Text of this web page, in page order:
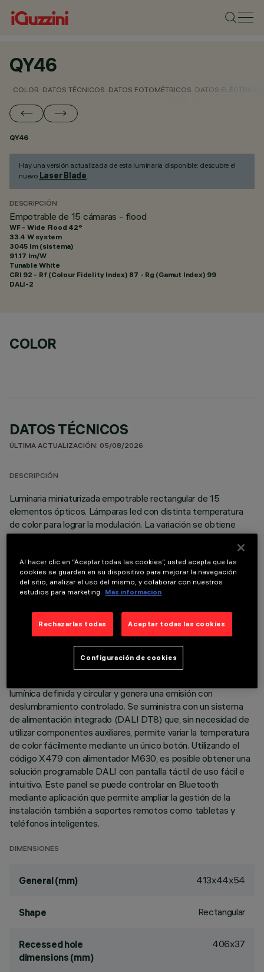
QY46
COLOR DATOS TÉCNICOS DATOS FOTOMÉTRICOS DATOS
QY46
Hay una versión actualizada de esta luminaria disponible: descubre el
nuevo Laser Blade.
DESCRIPCIÓN
Empotrable de 15 cámaras - flood
WF - Wide Flood 42°
33.4 W system
3045 lm (sistema)
91.17 lm/W
Tunable White
CRI 92 - Rf (Colour Fidelity Index) 87 - Rg (Gamut Index) 99
DALI-2
COLOR
DATOS TÉCNICOS
ÚLTIMA ACTUALIZACIÓN: 05/08/2026
DESCRIPCIÓN
Luminaria miniaturizada empotrable rectangular de 15
elementos ópticos. Lámparas led con distinta temperatura
de color para lograr la modulación. La variación se obtiene
mezclando la emisión de 15 leds 2700K y 15 leds 6500K de
elevado índice de reproducción cromática. Cada elemento
óptico contiene un LED warm y un LED cool, y gira
progresivamente 72° para cubrir un ángulo de 360° para 15
LED y obtener una mezcla perfecta en el suelo, incluso con
superficie radiante de aluminio fundido a presión, versión con
marco perimetral de tope. Ópticas de alta definición de
posición retrasada en el apantallamiento antideslumbramiento
negro. La composición de la estructura del sistema óptico
lumínica definida y circular y genera una emisión con
deslumbramiento controlado. Se suministra con un sistema
de alimentación integrado (DALI DT8) que, sin necesidad de
utilizar componentes auxiliares, permite variar la temperatura
de color fácilmente mediante un único botón. Utilizando el
código X479 con alimentador M630, es posible obtener una
solución programable DALI con pantalla táctil de uso fácil e
intuitivo. Este panel se puede controlar en Bluetooth
mediante aplicación que permite ampliar la gestión de la
instalación también a soportes remotos como tabletas y
teléfonos inteligentes.
DIMENSIONES
General (mm) 413x44x54
Shape Rectangular
Recessed hole
dimensions (mm)
406x37
Al hacer clic en “Aceptar todas las cookies”, usted acepta que las
cookies se guarden en su dispositivo para mejorar la navegación
del sitio, analizar el uso del mismo, y colaborar con nuestros
estudios para marketing. Más información
Rechazarlas todas Aceptar todas las cookies
Configuración de cookies